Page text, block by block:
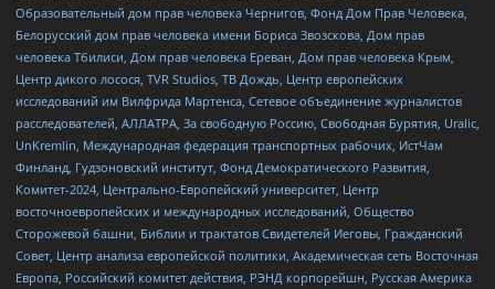
Образовательный дом прав человека Чернигов, Фонд Дом Прав Человека,
Белорусский дом прав человека имени Бориса Звозскова, Дом прав
человека Тбилиси, Дом прав человека Ереван, Дом прав человека Крым,
Центр дикого лосося, TVR Studios, ТВ Дождь, Центр европейских
исследований им Вилфрида Мартенса, Сетевое объединение журналистов
расследователей, АЛЛАТРА, За свободную Россию, Свободная Бурятия, Uralic,
UnKremlin, Международная федерация транспортных рабочих, ИстЧам
Финланд, Гудзоновский институт, Фонд Демократического Развития,
Комитет-2024, Центрально-Европейский университет, Центр
восточноевропейских и международных исследований, Общество
Сторожевой башни, Библии и трактатов Свидетелей Иеговы, Гражданский
Совет, Центр анализа европейской политики, Академическая сеть Восточная
Европа, Российский комитет действия, РЭНД корпорейшн, Русская Америка